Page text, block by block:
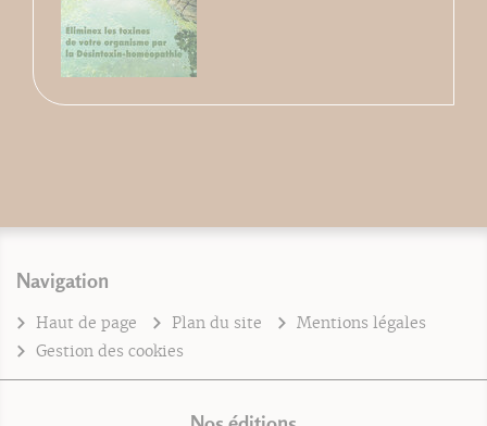
Navigation
Haut de page Plan du site
Mentions légales
Gestion des cookies